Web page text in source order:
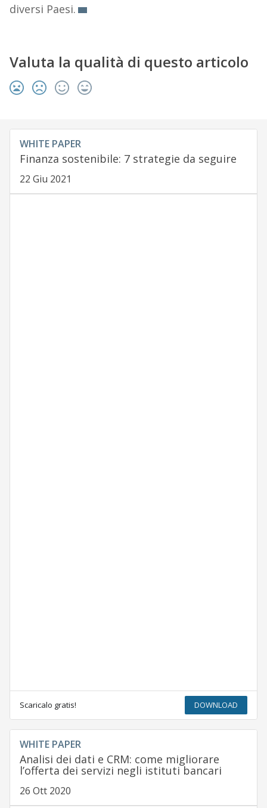
diversi Paesi.
Valuta la qualità di questo articolo
WHITE PAPER
Finanza sostenibile: 7 strategie da seguire
22 Giu 2021
Scaricalo gratis! DOWNLOAD
WHITE PAPER
Analisi dei dati e CRM: come migliorare
l’offerta dei servizi negli istituti bancari
26 Ott 2020